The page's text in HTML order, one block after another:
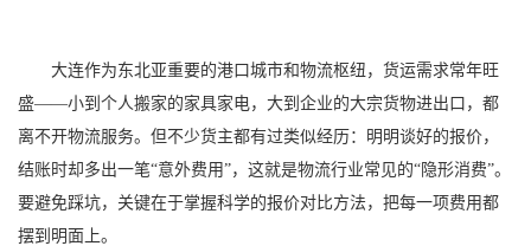
大连作为东北亚重要的港口城市和物流枢纽，货运需求常年旺
盛——小到个人搬家的家具家电，大到企业的大宗货物进出口，都
离不开物流服务。但不少货主都有过类似经历：明明谈好的报价，
结账时却多出一笔“意外费用”，这就是物流行业常见的“隐形消费”。
要避免踩坑，关键在于掌握科学的报价对比方法，把每一项费用都
摆到明面上。